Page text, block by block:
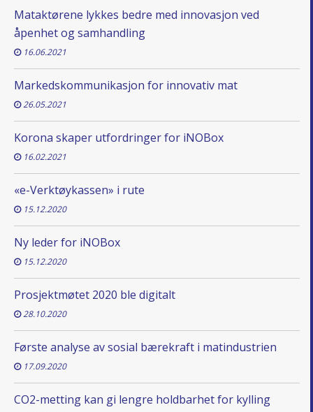
Mataktørene lykkes bedre med innovasjon ved
åpenhet og samhandling
16.06.2021
Markedskommunikasjon for innovativ mat
26.05.2021
Korona skaper utfordringer for iNOBox
16.02.2021
«e-Verktøykassen» i rute
15.12.2020
Ny leder for iNOBox
15.12.2020
Prosjektmøtet 2020 ble digitalt
28.10.2020
Første analyse av sosial bærekraft i matindustrien
17.09.2020
CO2-metting kan gi lengre holdbarhet for kylling